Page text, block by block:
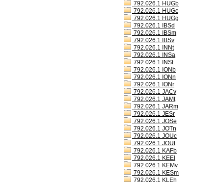
792.026.1 HUGb
792.026.1 HUGc
792.026.1 HUGg
792.026.1 IBSd
792.026.1 IBSm
792.026.1 IBSv
792.026.1 INNt
792.026.1 INSa
792.026.1 INSt
792.026.1 IONb
792.026.1 IONn
792.026.1 IONr
792.026.1 JACv
792.026.1 JAMt
792.026.1 JARm
792.026.1 JESr
792.026.1 JOSe
792.026.1 JOTn
792.026.1 JOUc
792.026.1 JOUt
792.026.1 KAFb
792.026.1 KEEl
792.026.1 KEMv
792.026.1 KESm
792.026.1 KLEh